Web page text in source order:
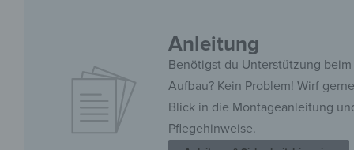
Anleitung
Benötigst du Unterstützung beim
Aufbau? Kein Problem! Wirf
Blick in die Montageanleitung
Pflegehinweise.